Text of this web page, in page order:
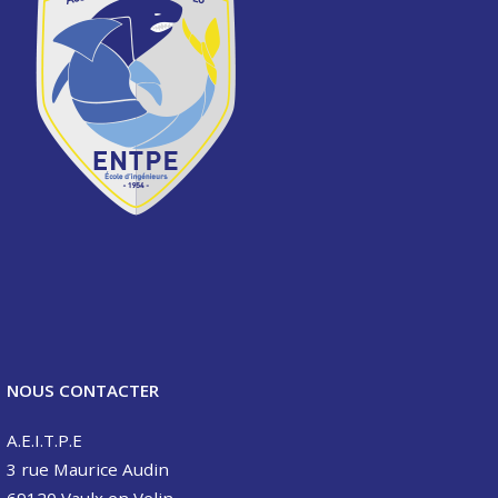
NOUS CONTACTER
A.E.I.T.P.E
3 rue Maurice Audin